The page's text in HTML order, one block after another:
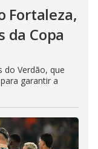
Fortaleza,
da Copa
do Verdão, que
garantir a